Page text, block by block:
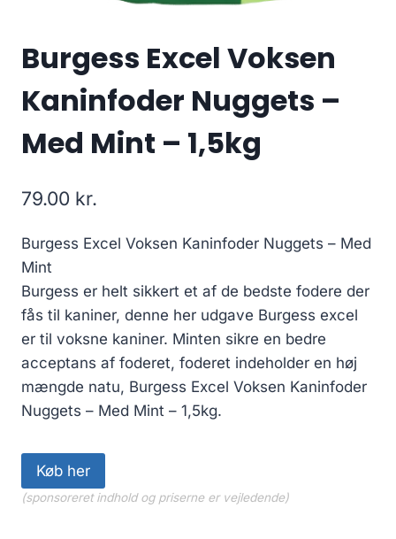
Burgess Excel Voksen
Kaninfoder Nuggets –
Med Mint – 1,5kg
79.00 kr.
Burgess Excel Voksen Kaninfoder Nuggets – Med
Mint
Burgess er helt sikkert et af de bedste fodere der
fås til kaniner, denne her udgave Burgess excel
er til voksne kaniner. Minten sikre en bedre
acceptans af foderet, foderet indeholder en høj
mængde natu, Burgess Excel Voksen Kaninfoder
Nuggets – Med Mint – 1,5kg.
Køb her
(sponsoreret indhold og priserne er vejledende)